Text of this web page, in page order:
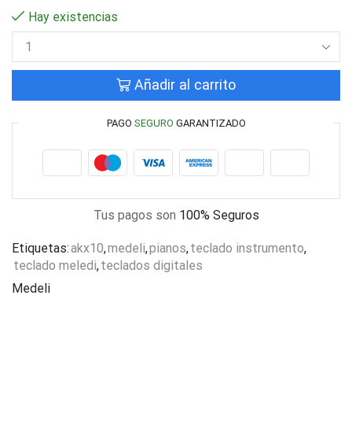
Hay existencias
Añadir al carrito
PAGO SEGURO GARANTIZADO
Tus pagos son 100% Seguros
Etiquetas:akx10,medeli,pianos,teclado instrumento,
teclado meledi,teclados digitales
Medeli